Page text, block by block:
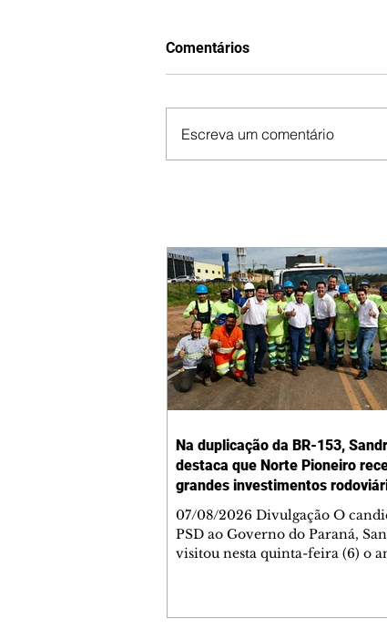
Comentários
Escreva um comentário
Na duplicação da BR-153,
destaca que Norte Pioneiro
grandes investimentos
07/08/2026 Divulgação O
PSD ao Governo do Paraná,
visitou nesta quinta-feira (6) o